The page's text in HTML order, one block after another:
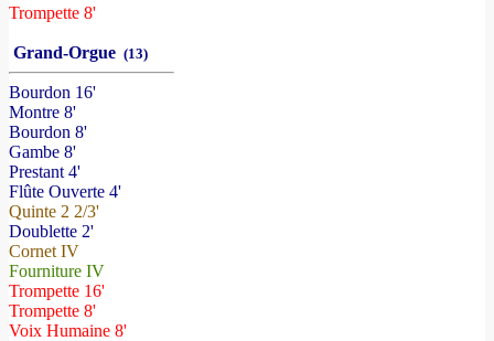
Trompette 8'
Grand-Orgue (13)
Bourdon 16'
Montre 8'
Bourdon 8'
Gambe 8'
Prestant 4'
Flûte Ouverte 4'
Quinte 2 2/3'
Doublette 2'
Cornet IV
Fourniture IV
Trompette 16'
Trompette 8'
Voix Humaine 8'